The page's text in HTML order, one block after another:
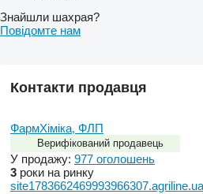
Знайшли шахрая?
Повідомте нам
Контакти продавця
ФармХіміка, ФЛП
Верифікований продавець
У продажу: 977 оголошень
3 роки на ринку
site1783662469993966307.agriline.ua